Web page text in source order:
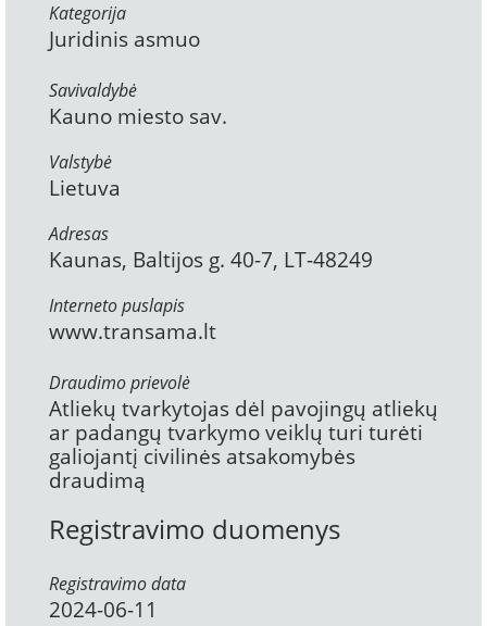
Kategorija
Juridinis asmuo
Savivaldybė
Kauno miesto sav.
Valstybė
Lietuva
Adresas
Kaunas, Baltijos g. 40-7, LT-48249
Interneto puslapis
www.transama.lt
Draudimo prievolė
Atliekų tvarkytojas dėl pavojingų atliekų
ar padangų tvarkymo veiklų turi turėti
galiojantį civilinės atsakomybės
draudimą
Registravimo duomenys
Registravimo data
2024-06-11